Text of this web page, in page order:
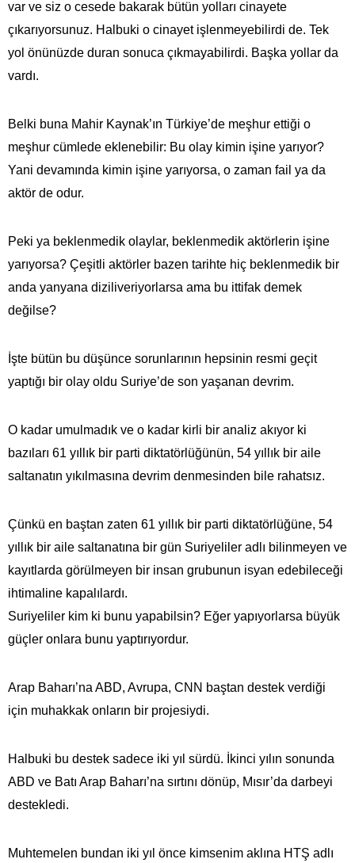
var ve siz o cesede bakarak bütün yolları cinayete
çıkarıyorsunuz. Halbuki o cinayet işlenmeyebilirdi de. Tek
yol önünüzde duran sonuca çıkmayabilirdi. Başka yollar da
vardı.
Belki buna Mahir Kaynak’ın Türkiye’de meşhur ettiği o
meşhur cümlede eklenebilir: Bu olay kimin işine yarıyor?
Yani devamında kimin işine yarıyorsa, o zaman fail ya da
aktör de odur.
Peki ya beklenmedik olaylar, beklenmedik aktörlerin işine
yarıyorsa? Çeşitli aktörler bazen tarihte hiç beklenmedik bir
anda yanyana diziliveriyorlarsa ama bu ittifak demek
değilse?
İşte bütün bu düşünce sorunlarının hepsinin resmi geçit
yaptığı bir olay oldu Suriye’de son yaşanan devrim.
O kadar umulmadık ve o kadar kirli bir analiz akıyor ki
bazıları 61 yıllık bir parti diktatörlüğünün, 54 yıllık bir aile
saltanatın yıkılmasına devrim denmesinden bile rahatsız.
Çünkü en baştan zaten 61 yıllık bir parti diktatörlüğüne, 54
yıllık bir aile saltanatına bir gün Suriyeliler adlı bilinmeyen ve
kayıtlarda görülmeyen bir insan grubunun isyan edebileceği
ihtimaline kapalılardı.
Suriyeliler kim ki bunu yapabilsin? Eğer yapıyorlarsa büyük
güçler onlara bunu yaptırıyordur.
Arap Baharı’na ABD, Avrupa, CNN baştan destek verdiği
için muhakkak onların bir projesiydi.
Halbuki bu destek sadece iki yıl sürdü. İkinci yılın sonunda
ABD ve Batı Arap Baharı’na sırtını dönüp, Mısır’da darbeyi
destekledi.
Muhtemelen bundan iki yıl önce kimsenim aklına HTŞ adlı